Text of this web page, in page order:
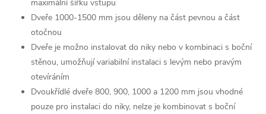
maximální šířku vstupu
Dveře 1000-1500 mm jsou děleny na část pevnou a část
otočnou
Dveře je možno instalovat do niky nebo v kombinaci s boční
stěnou, umožňují variabilní instalaci s levým nebo pravým
otevíráním
Dvoukřídlé dveře 800, 900, 1000 a 1200 mm jsou vhodné
pouze pro instalaci do niky, nelze je kombinovat s boční